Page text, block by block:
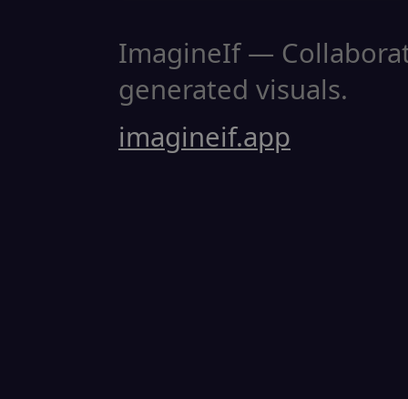
ImagineIf —
generated visuals.
imagineif.app